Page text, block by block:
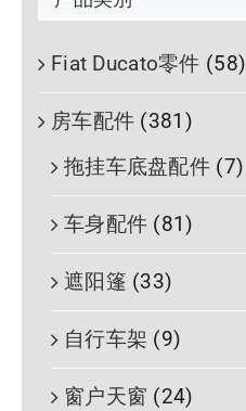
Fiat Ducato零件 (58)
房车配件 (381)
拖挂车底盘配件 (7)
车身配件 (81)
遮阳篷 (33)
自行车架 (9)
窗户天窗 (24)